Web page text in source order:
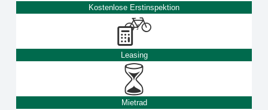
Kostenlose Erstinspektion
Leasing
Mietrad